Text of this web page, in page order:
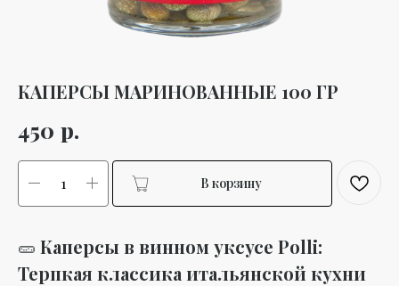
КАПЕРСЫ МАРИНОВАННЫЕ 100 ГР
450 р.
В корзину
🥒 Каперсы в винном уксусе Polli:
Терпкая классика итальянской кухни